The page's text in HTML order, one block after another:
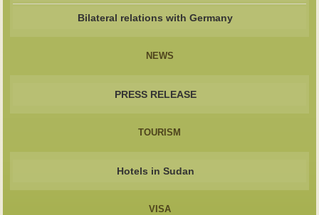
Bilateral relations with Germany
NEWS
PRESS RELEASE
TOURISM
Hotels in Sudan
VISA